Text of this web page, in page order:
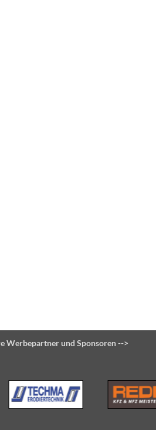
Werbepartner und Sponsoren -->